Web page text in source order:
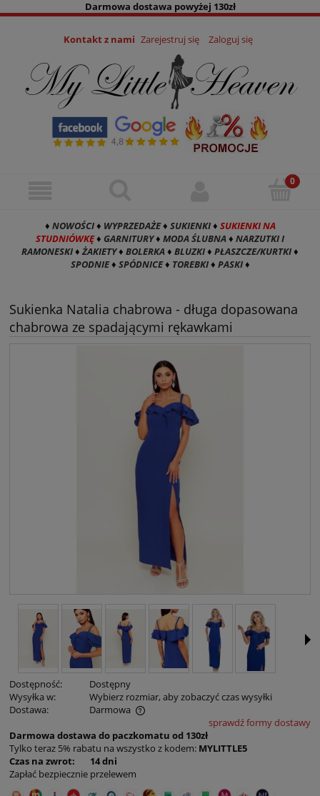
Darmowa dostawa powyżej 130zł
Kontakt z nami Zarejestruj się Zaloguj się
♦ NOWOŚCI♦ WYPRZEDAŻE♦ SUKIENKI♦ SUKIENKI NA
STUDNIÓWKĘ♦ GARNITURY♦ MODA ŚLUBNA♦ NARZUTKI I
RAMONESKI♦ŻAKIETY♦ BOLERKA♦ BLUZKI♦ PŁASZCZE/KURTKI♦
SPODNIE♦ SPÓDNICE♦ TOREBKI♦ PASKI♦
Sukienka Natalia chabrowa - długa dopasowana
chabrowa ze spadającymi rękawkami
Dostępność:
Dostępny
Wysyłka w:
Wybierz rozmiar, aby zobaczyć czas wysyłki
Dostawa:
Darmowa
Cena nie zawiera ewentualnych kosztów płatnościsprawdź formy dostawy
Darmowa dostawa do paczkomatu od 130zł
Tylko teraz 5% rabatu na wszystko z kodem: MYLITTLE5
Czas na zwrot: 14 dni
Zapłać bezpiecznie przelewem